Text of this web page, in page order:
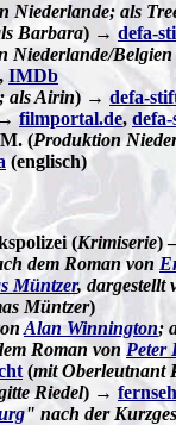
Niederlande; als
Barbara) → defa-
Niederlande/
, IMDb
als Airin) → defa-
filmportal.de,
(Produktion
(englisch)
(Krimiserie)
dem Roman von
Müntzer, dargestellt
Müntzer)
Alan Winnington;
Roman von Peter
(mit Oberleutnant
Riedel) →
" nach der